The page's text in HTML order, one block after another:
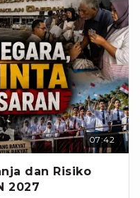
07:42
dan Risiko
2027